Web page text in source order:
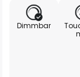
Dimmbar